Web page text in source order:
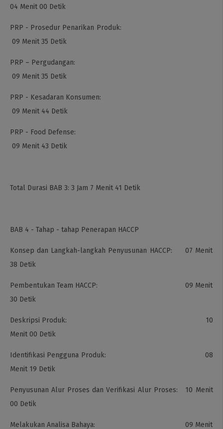
04 Menit 00 Detik
PRP - Prosedur Penarikan Produk:
09 Menit 35 Detik
PRP – Pergudangan:
09 Menit 35 Detik
PRP - Kesadaran Konsumen:
09 Menit 44 Detik
PRP - Food Defense:
09 Menit 43 Detik
Total Durasi BAB 3: 3 Jam 7 Menit 41 Detik
BAB 4 - Tahap - tahap Penerapan HACCP
Konsep dan Langkah-langkah Penyusunan HACCP: 07 Menit
38 Detik
Pembentukan Team HACCP: 09 Menit
30 Detik
Deskripsi Produk: 10
Menit 00 Detik
Identifikasi Pengguna Produk: 08
Menit 19 Detik
Penyusunan Alur Proses dan Verifikasi Alur Proses: 10 Menit
00 Detik
Melakukan Analisa Bahaya: 09 Menit